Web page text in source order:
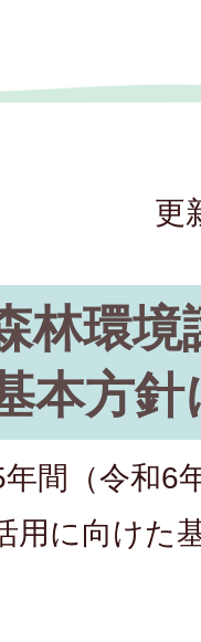
更
林環境
本方
間（令和6
用に向けた